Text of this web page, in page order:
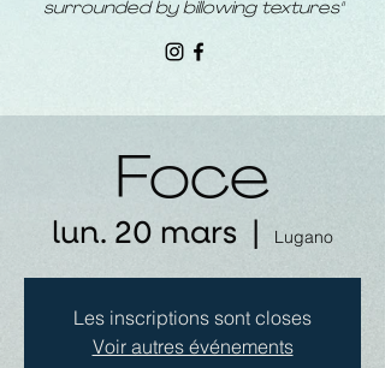
surrounded by billowing textures"
Foce
lun. 20 mars Lugano
Les inscriptions sont closes
Voir autres événements